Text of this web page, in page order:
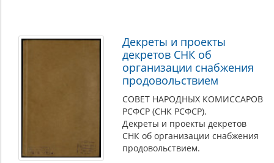
Декреты и проекты
декретов СНК об
организации снабжения
продовольствием
СОВЕТ НАРОДНЫХ КОМИССАРОВ
РСФСР (СНК РСФСР).
Декреты и проекты декретов
СНК об организации снабжения
продовольствием.